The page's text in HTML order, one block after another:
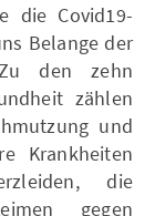
die Covid19-
Belange der
den zehn
zählen
und
Krankheiten
die
gegen